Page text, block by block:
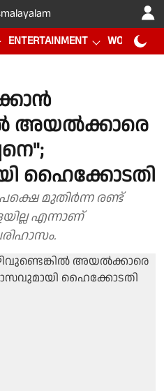
ENTERTAINMENT WORLD CUP
അയൽക്കാരെ
ഹൈക്കോടതി
രണ്ട്